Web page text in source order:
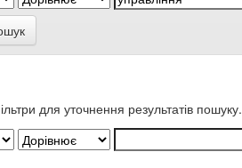
для уточнення результатів пошуку.